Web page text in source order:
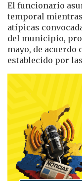
El funcionario
temporal
atípicas
del municipio,
mayo, de
establecido por